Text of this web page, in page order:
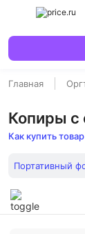
Главная
Копиры
Как купить товар
Портативный